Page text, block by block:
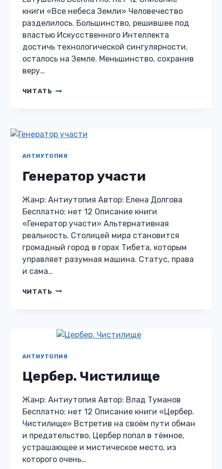
книги «Все небеса Земли» Человечество
разделилось. Большинство, решившее под
властью Искусственного Интеллекта
достичь технологической сингулярности,
осталось на Земле. Меньшинство, сохранив
веру…
ЧИТАТЬ ВСЕ
АНТИУТОПИЯ
Генератор участи
Жанр: Антиутопия Автор: Елена Долгова
Бесплатно: нет 12 Описание книги
«Генератор участи» Альтернативная
реальность. Столицей мира становится
громадный город в горах Тибета, которым
управляет разумная машина. Статус, права
и сама…
ЧИТАТЬ ГЕНЕРАТОР
АНТИУТОПИЯ
Цербер. Чистилище
Жанр: Антиутопия Автор: Влад Туманов
Бесплатно: нет 12 Описание книги «Цербер.
Чистилище» Встретив на своём пути обман
и предательство, Цербер попал в тёмное,
устрашающее и мистическое место, из
которого очень…